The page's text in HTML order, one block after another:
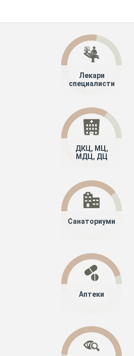
Лекари
специалисти
ДКЦ, МЦ,
МДЦ, ДЦ
Санаториуми
Аптеки